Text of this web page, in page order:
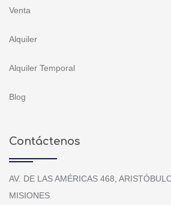
Venta
Alquiler
Alquiler Temporal
Blog
Contáctenos
AV. DE LAS AMÉRICAS 468,
MISIONES